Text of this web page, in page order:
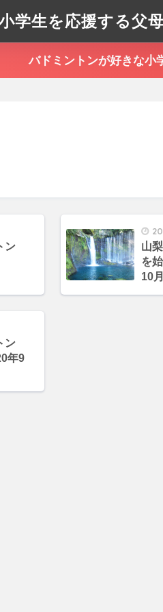
学生を応援する父
バドミントンが好きな小
ン
山
を
10
ン
年9